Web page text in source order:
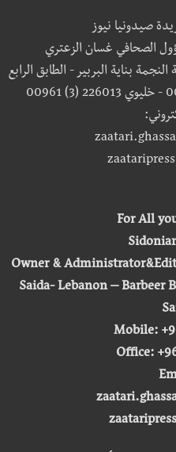
صيدونيا نيوز
الصحافي غسان الزعتري
بناية البربير - الطابق الرابع
For All
Owner &
Saida- Lebanon – Barbeer
Mobile:
Office: